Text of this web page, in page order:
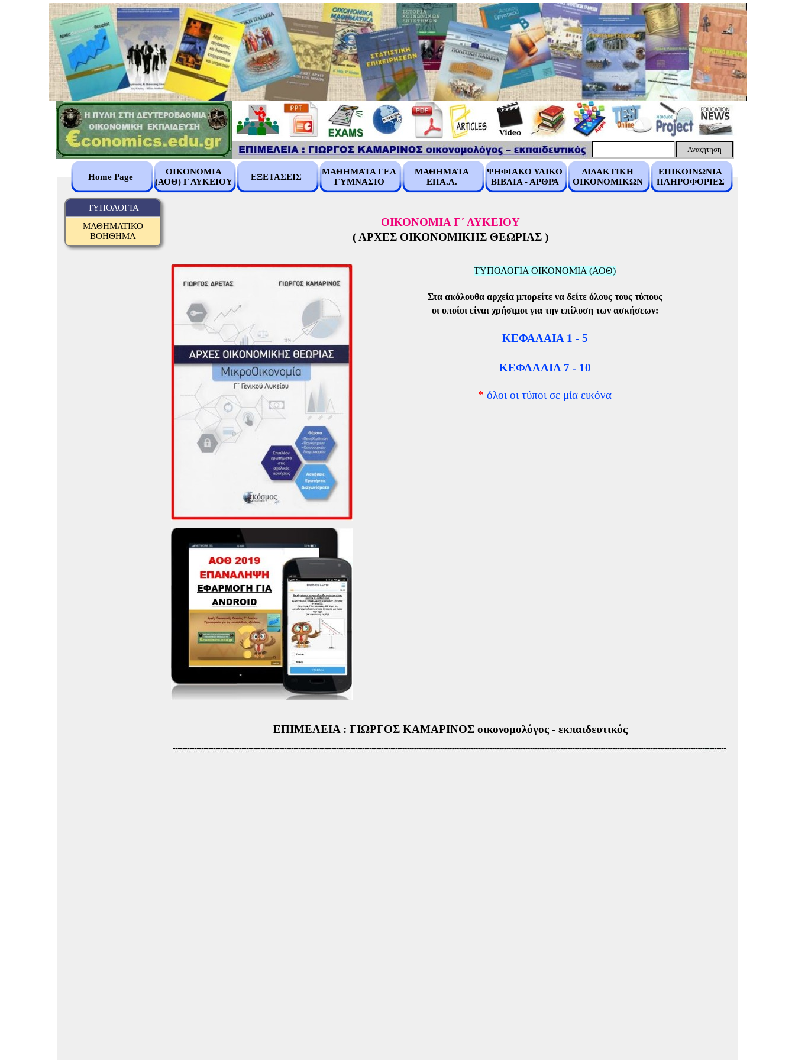
Αναζήτηση
Home Page
ΟΙΚΟΝΟΜΙΑ
(ΑΟΘ) Γ ΛΥΚΕΙΟΥ
ΕΞΕΤΑΣΕΙΣ
ΜΑΘΗΜΑΤΑ ΓΕΛ
ΓΥΜΝΑΣΙΟ
ΜΑΘΗΜΑΤΑ
ΕΠΑ.Λ.
ΨΗΦΙΑΚΟ ΥΛΙΚΟ
ΒΙΒΛΙΑ - ΑΡΘΡΑ
ΔΙΔΑΚΤΙΚΗ
ΟΙΚΟΝΟΜΙΚΩΝ
ΕΠΙΚΟΙΝΩΝΙΑ
ΠΛΗΡΟΦΟΡΙΕΣ
ΤΥΠΟΛΟΓΙΑ
ΜΑΘΗΜΑΤΙΚΟ
ΒΟΗΘΗΜΑ
ΟΙΚΟΝΟΜΙΑ Γ΄ ΛΥΚΕΙΟΥ
( ΑΡΧΕΣ ΟΙΚΟΝΟΜΙΚΗΣ ΘΕΩΡΙΑΣ )
ΤΥΠΟΛΟΓΙΑ ΟΙΚΟΝΟΜΙΑ (ΑΟΘ)
Στα ακόλουθα αρχεία μπορείτε να δείτε όλους τους τύπους
οι οποίοι είναι χρήσιμοι για την επίλυση των ασκήσεων:
ΚΕΦΑΛΑΙΑ 1 - 5
ΚΕΦΑΛΑΙΑ 7 - 10
* όλοι οι τύποι σε μία εικόνα
ΕΠΙΜΕΛΕΙΑ : ΓΙΩΡΓΟΣ ΚΑΜΑΡΙΝΟΣ οικονομολόγος - εκπαιδευτικός